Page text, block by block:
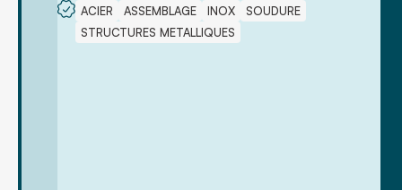
ACIER ASSEMBLAGE INOX
SOUDURE
STRUCTURES METALLIQUES